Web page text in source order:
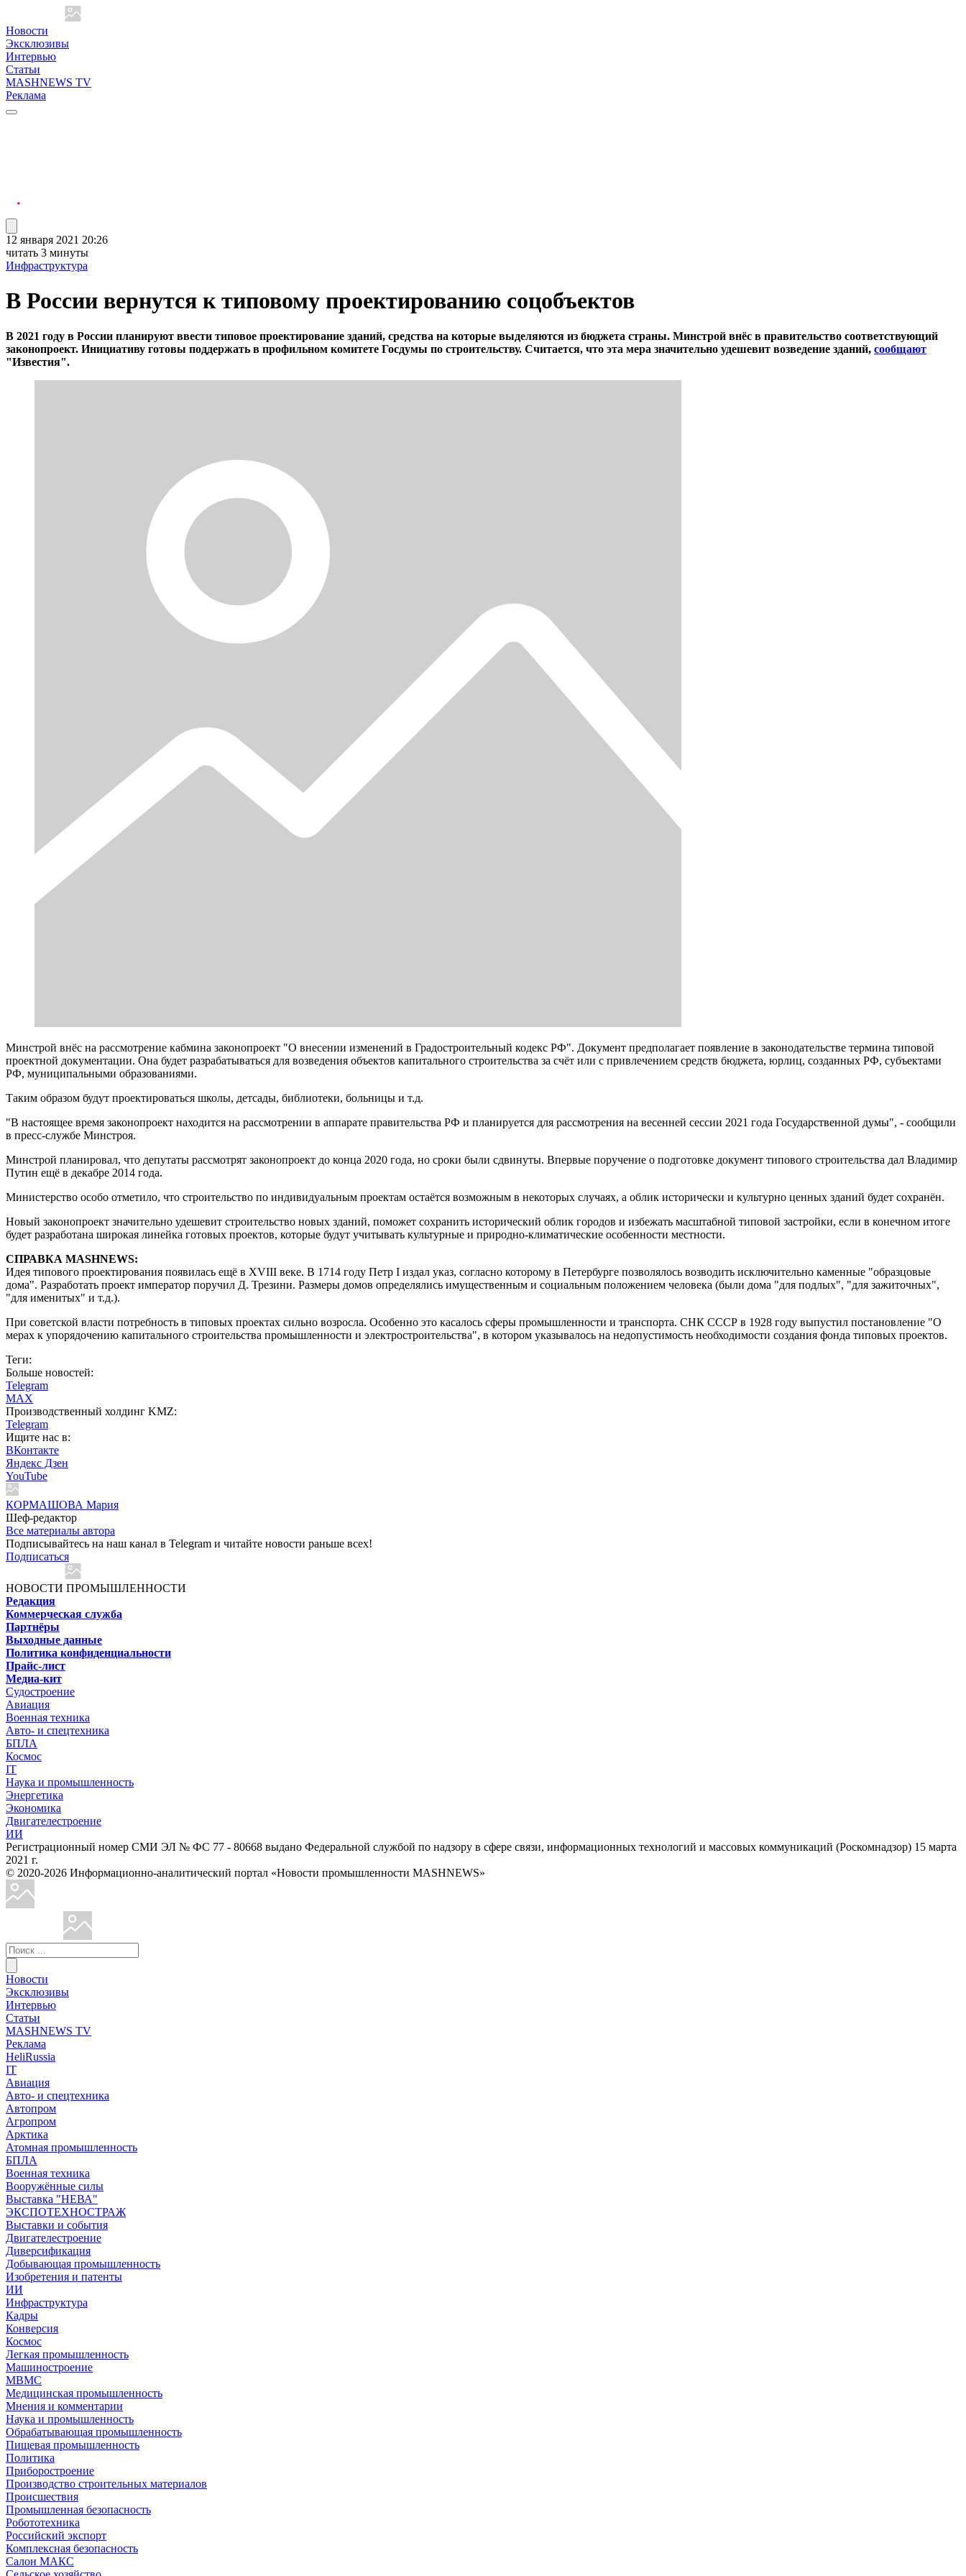
Новости
Эксклюзивы
Интервью
Статьи
MASHNEWS TV
Реклама
12 января 2021 20:26
читать 3 минуты
Инфраструктура
В России вернутся к типовому проектированию соцобъектов
В 2021 году в России планируют ввести типовое проектирование зданий, средства на которые выделяются из бюджета страны. Минстрой внёс в правительство соответствующий
законопроект. Инициативу готовы поддержать в профильном комитете Госдумы по строительству. Считается, что эта мера значительно удешевит возведение зданий, сообщают
"Известия".
Минстрой внёс на рассмотрение кабмина законопроект "О внесении изменений в Градостроительный кодекс РФ". Документ предполагает появление в законодательстве термина типовой
проектной документации. Она будет разрабатываться для возведения объектов капитального строительства за счёт или с привлечением средств бюджета, юрлиц, созданных РФ, субъектами
РФ, муниципальными образованиями.
Таким образом будут проектироваться школы, детсады, библиотеки, больницы и т.д.
"В настоящее время законопроект находится на рассмотрении в аппарате правительства РФ и планируется для рассмотрения на весенней сессии 2021 года Государственной думы", - сообщили
в пресс-службе Минстроя.
Минстрой планировал, что депутаты рассмотрят законопроект до конца 2020 года, но сроки были сдвинуты. Впервые поручение о подготовке документ типового строительства дал Владимир
Путин ещё в декабре 2014 года.
Министерство особо отметило, что строительство по индивидуальным проектам остаётся возможным в некоторых случаях, а облик исторически и культурно ценных зданий будет сохранён.
Новый законопроект значительно удешевит строительство новых зданий, поможет сохранить исторический облик городов и избежать масштабной типовой застройки, если в конечном итоге
будет разработана широкая линейка готовых проектов, которые будут учитывать культурные и природно-климатические особенности местности.
СПРАВКА MASHNEWS:
Идея типового проектирования появилась ещё в XVIII веке. В 1714 году Петр I издал указ, согласно которому в Петербурге позволялось возводить исключительно каменные "образцовые
дома". Разработать проект император поручил Д. Трезини. Размеры домов определялись имущественным и социальным положением человека (были дома "для подлых", "для зажиточных",
"для именитых" и т.д.).
При советской власти потребность в типовых проектах сильно возросла. Особенно это касалось сферы промышленности и транспорта. СНК СССР в 1928 году выпустил постановление "О
мерах к упорядочению капитального строительства промышленности и электростроительства", в котором указывалось на недопустимость необходимости создания фонда типовых проектов.
Теги:
Больше новостей:
Telegram
MAX
Производственный холдинг KMZ:
Telegram
Ищите нас в:
ВКонтакте
Яндекс Дзен
YouTube
КОРМАШОВА Мария
Шеф-редактор
Все материалы автора
Подписывайтесь на наш канал в Telegram и читайте новости раньше всех!
Подписаться
НОВОСТИ ПРОМЫШЛЕННОСТИ
Редакция
Коммерческая служба
Партнёры
Выходные данные
Политика конфиденциальности
Прайс-лист
Медиа-кит
Судостроение
Авиация
Военная техника
Авто- и спецтехника
БПЛА
Космос
IT
Наука и промышленность
Энергетика
Экономика
Двигателестроение
ИИ
Регистрационный номер СМИ ЭЛ № ФС 77 - 80668 выдано Федеральной службой по надзору в сфере связи, информационных технологий и массовых коммуникаций (Роскомнадзор) 15 марта
2021 г.
© 2020-2026 Информационно-аналитический портал «Новости промышленности MASHNEWS»
Новости
Эксклюзивы
Интервью
Статьи
MASHNEWS TV
Реклама
HeliRussia
IT
Авиация
Авто- и спецтехника
Автопром
Агропром
Арктика
Атомная промышленность
БПЛА
Военная техника
Вооружённые силы
Выставка "НЕВА"
ЭКСПОТЕХНОСТРАЖ
Выставки и события
Двигателестроение
Диверсификация
Добывающая промышленность
Изобретения и патенты
ИИ
Инфраструктура
Кадры
Конверсия
Космос
Легкая промышленность
Машиностроение
МВМС
Медицинская промышленность
Мнения и комментарии
Наука и промышленность
Обрабатывающая промышленность
Пищевая промышленность
Политика
Приборостроение
Производство строительных материалов
Происшествия
Промышленная безопасность
Робототехника
Российский экспорт
Комплексная безопасность
Салон МАКС